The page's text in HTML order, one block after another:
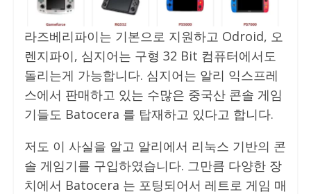
라즈베리파이는 기본으로 지원하고 Odroid, 오
렌지파이, 심지어는 구형 32 Bit 컴퓨터에서도
돌리는게 가능합니다. 심지어는 알리 익스프레
스에서 판매하고 있는 수많은 중국산 콘솔 게임
기들도 Batocera 를 탑재하고 있다고 합니다.
저도 이 사실을 알고 알리에서 리눅스 기반의 콘
솔 게임기를 구입하였습니다. 그만큼 다양한 장
치에서 Batocera 는 포팅되어서 레트로 게임 매